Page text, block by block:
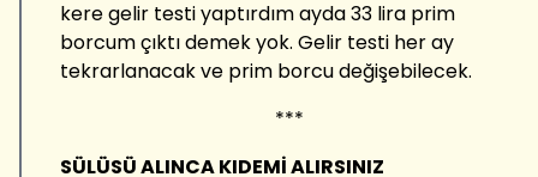
kere gelir testi yaptırdım ayda 33 lira prim
borcum çıktı demek yok. Gelir testi her ay
tekrarlanacak ve prim borcu değişebilecek.
***
SÜLÜSÜ ALINCA KIDEMİ ALIRSINIZ